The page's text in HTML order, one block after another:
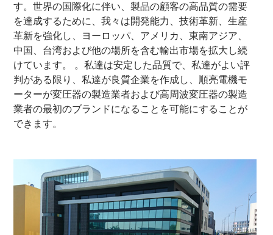
す。世界の国際化に伴い、製品の顧客の高品質の需要
を達成するために、我々は開発能力、技術革新、生産
革新を強化し、ヨーロッパ、アメリカ、東南アジア、
中国、台湾および他の場所を含む輸出市場を拡大し続
けています。 。私達は安定した品質で、私達がよい評
判がある限り、私達が良質企業を作成し、順亮電機モ
ーターが変圧器の製造業者および高周波変圧器の製造
業者の最初のブランドになることを可能にすることが
できます。